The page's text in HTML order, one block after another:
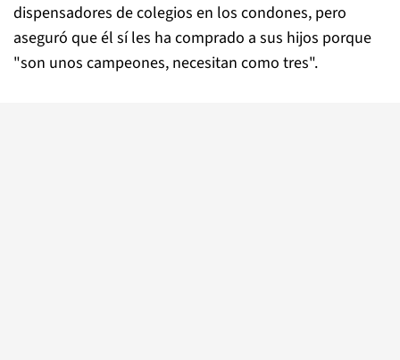
dispensadores de colegios en los condones, pero
aseguró que él sí les ha comprado a sus hijos porque
"son unos campeones, necesitan como tres".